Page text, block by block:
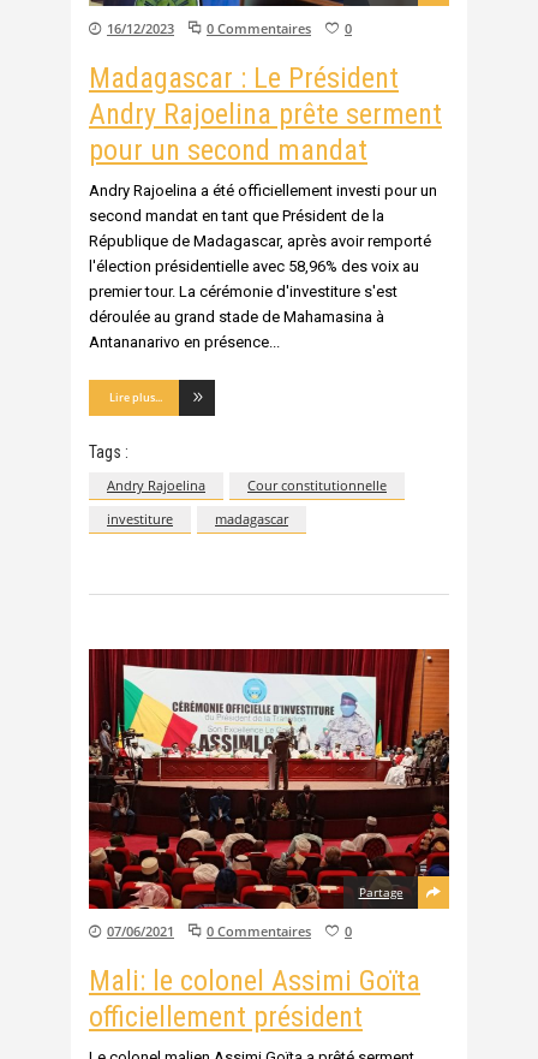
16/12/2023 0 Commentaires 0
Madagascar : Le Président
Andry Rajoelina prête serment
pour un second mandat
Andry Rajoelina a été officiellement investi pour un
second mandat en tant que Président de la
République de Madagascar, après avoir remporté
l'élection présidentielle avec 58,96% des voix au
premier tour. La cérémonie d'investiture s'est
déroulée au grand stade de Mahamasina à
Antananarivo en présence
Lire plus...
Tags :
Andry Rajoelina
Cour constitutionnelle
investiture
madagascar
Partage
07/06/2021 0 Commentaires 0
Mali: le colonel Assimi Goïta
officiellement président